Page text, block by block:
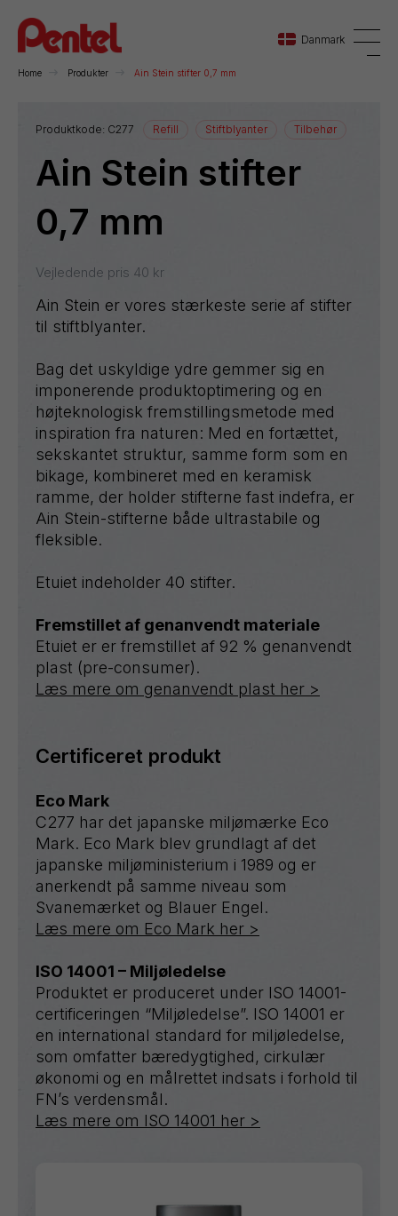
Danmark
Danmark
Sverige
Home Produkter Ain Stein stifter 0,7 mm
Produktkode: C277 Refill Stiftblyanter Tilbehør
Ain Stein stifter
0,7 mm
Vejledende pris 40 kr
Ain Stein er vores stærkeste serie af stifter
til stiftblyanter.
Bag det uskyldige ydre gemmer sig en
imponerende produktoptimering og en
højteknologisk fremstillingsmetode med
inspiration fra naturen: Med en fortættet,
sekskantet struktur, samme form som en
bikage, kombineret med en keramisk
ramme, der holder stifterne fast indefra, er
Ain Stein-stifterne både ultrastabile og
fleksible.
Etuiet indeholder 40 stifter.
Fremstillet af genanvendt materiale
Etuiet er er fremstillet af 92 % genanvendt
plast (pre-consumer).
Læs mere om genanvendt plast her >
Certificeret produkt
Eco Mark
C277 har det japanske miljømærke Eco
Mark. Eco Mark blev grundlagt af det
japanske miljøministerium i 1989 og er
anerkendt på samme niveau som
Svanemærket og Blauer Engel.
Læs mere om Eco Mark her >
ISO 14001 – Miljøledelse
Produktet er produceret under ISO 14001-
certificeringen “Miljøledelse”. ISO 14001 er
en international standard for miljøledelse,
som omfatter bæredygtighed, cirkulær
økonomi og en målrettet indsats i forhold til
FN’s verdensmål.
Læs mere om ISO 14001 her >